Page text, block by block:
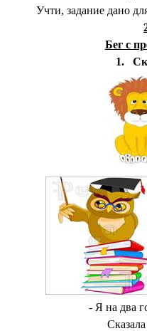
Учти, задание дано
Бег с
1.
- Я на два